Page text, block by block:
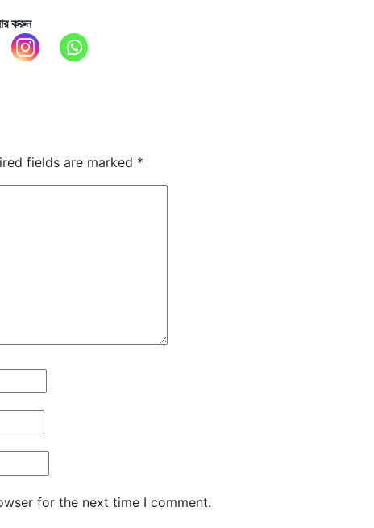
করুন
fields are marked *
for the next time I comment.